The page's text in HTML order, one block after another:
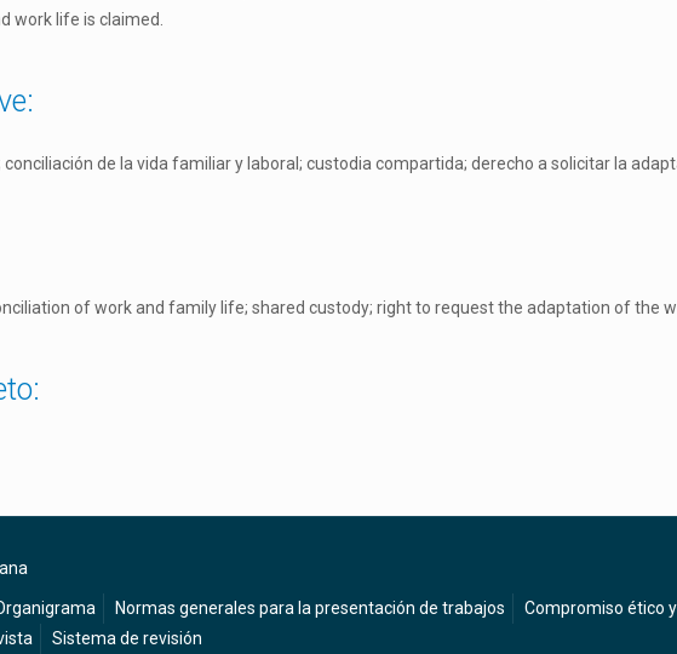
work life is claimed.
de la vida familiar y laboral; custodia compartida; derecho a solicitar la
of work and family life; shared custody; right to request the adaptation of the
Normas generales para la presentación de trabajos
Compromiso ético
Sistema de revisión